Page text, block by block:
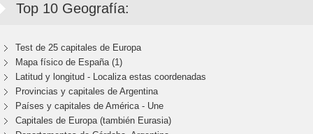
Top 10 Geografía:
Test de 25 capitales de Europa
Mapa físico de España (1)
Latitud y longitud - Localiza estas coordenadas
Provincias y capitales de Argentina
Países y capitales de América - Une
Capitales de Europa (también Eurasia)